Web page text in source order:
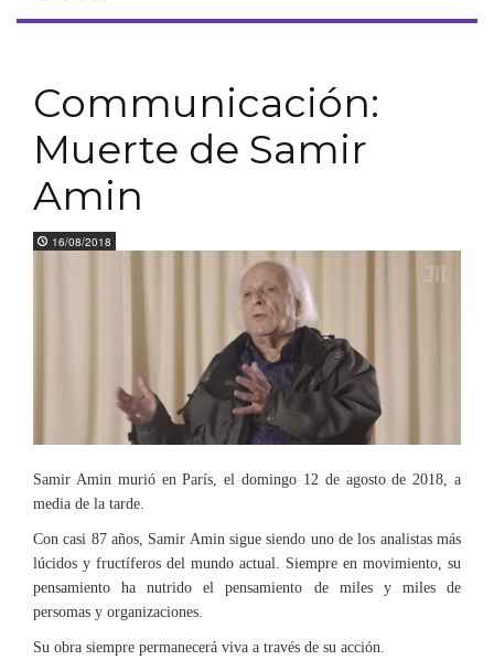
Communicación:
Muerte de Samir
Amin
16/08/2018
Samir Amin murió en París, el domingo 12 de agosto de 2018, a
media de la tarde.
Con casi 87 años, Samir Amin sigue siendo uno de los analistas más
lúcidos y fructíferos del mundo actual. Siempre en movimiento, su
pensamiento ha nutrido el pensamiento de miles y miles de
persomas y organizaciones.
Su obra siempre permanecerá viva a través de su acción.